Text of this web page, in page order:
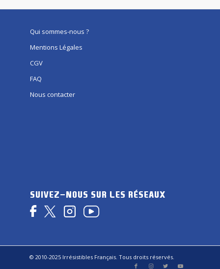
Qui sommes-nous ?
Mentions Légales
CGV
FAQ
Nous contacter
SUIVEZ-NOUS SUR LES RÉSEAUX
© 2010-2025 Irrésistibles Français. Tous droits réservés.